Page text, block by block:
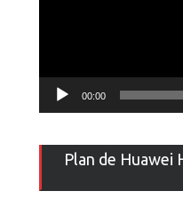
00:00
Plan de Huawei